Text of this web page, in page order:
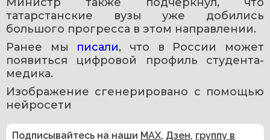
татарстанские вузы уже добились
большого прогресса в этом направлении.
Ранее мы писали, что в России может
появиться цифровой профиль студента-
медика.
Изображение сгенерировано с помощью
нейросети
Подписывайтесь на наши MAX, Дзен, группу в